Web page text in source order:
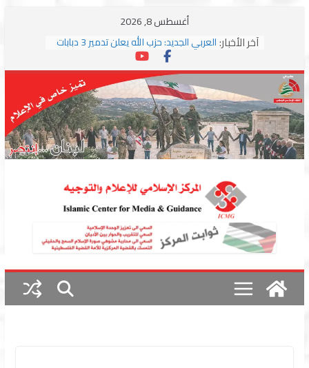
أغسطس 8, 2026
آخر الأخبار: العربي الجديد: حزب الله يعلن تدمير 3 دبابات
وسط اشتباكات مع جيش الاحتلال
ترامب: مذكرة التفاهم تمثل “استسلاما غير
مشروط” من جانب إيران
الجمهورية: إسرائيل إلى واشنطن بخريطة
احتلال جديدة ولبنان أمام اختبار التفاوض
بزشكيان وترامب يوقعان اتفاق إسلام آباد
تمهيداً لاستئناف المفاوضات
استهداف دراجة نارية على طريق العباسية